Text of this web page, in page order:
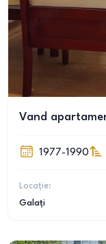
Vand
1977-1990
Locație:
Galați